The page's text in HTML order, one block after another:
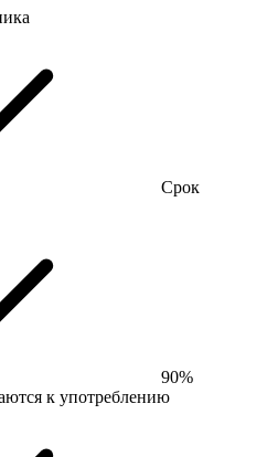
Срок
90%
к употреблению